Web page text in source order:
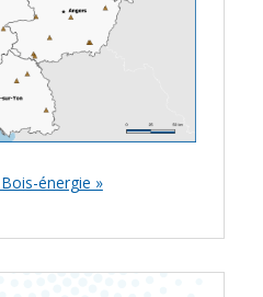
énergie »